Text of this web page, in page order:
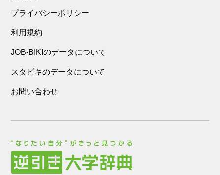
プライバシーポリシー
利用規約
JOB-BIKIのデータについて
スタビキのデータについて
お問い合わせ